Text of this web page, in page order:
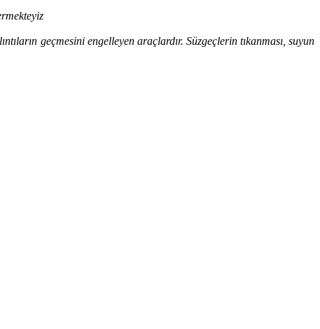
geçmesini engelleyen araçlardır. Süzgeçlerin tıkanması, suyun